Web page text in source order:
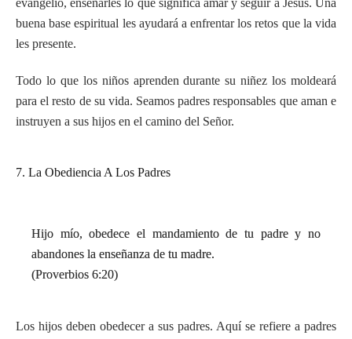
evangelio, enseñarles lo que significa amar y seguir a Jesús. Una
buena base espiritual les ayudará a enfrentar los retos que la vida
les presente.
Todo lo que los niños aprenden durante su niñez los moldeará
para el resto de su vida. Seamos padres responsables que aman e
instruyen a sus hijos en el camino del Señor.
7. La Obediencia A Los Padres
Hijo mío, obedece el mandamiento de tu padre y no
abandones la enseñanza de tu madre.
(Proverbios 6:20)
Los hijos deben obedecer a sus padres. Aquí se refiere a padres